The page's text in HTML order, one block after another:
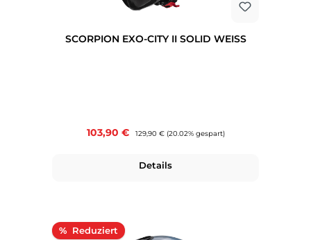
SCORPION EXO-CITY II SOLID WEISS
Verkaufspreis:
103,90 € Regulärer Preis:
129,90 € (20.02% gespart)
Details
% Rabatt